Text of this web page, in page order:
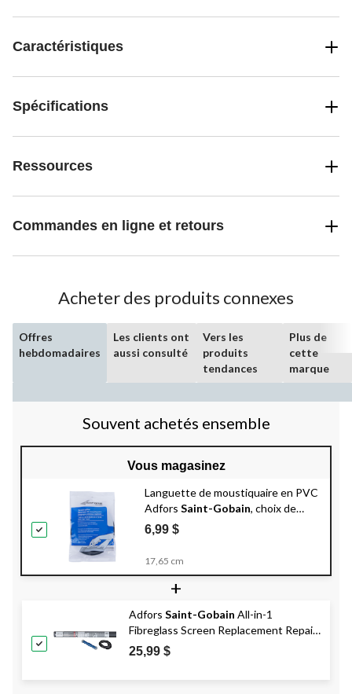
Caractéristiques
Spécifications
Ressources
Commandes en ligne et retours
Acheter des produits connexes
Offres
hebdomadaires
Les clients ont
aussi consulté
Vers les
produits
tendances
Plus de
cette
marque
Souvent achetés ensemble
Vous magasinez
Languette de moustiquaire en PVC
Adfors Saint-Gobain, choix de
tailles, noir
6,99 $
17,65 cm
+
Adfors Saint-Gobain All-in-1
Fibreglass Screen Replacement Repair
Kit, Charcoal
25,99 $